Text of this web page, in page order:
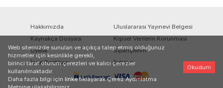
Hakkımızda
Uluslararası Yayınevi Belgesi
Kaynakça Dosyası
Kişisel Verilerin Korunması
Üyelik
Siparişlerim
İade Politikası
İletişim
Web sitemizde sunulan ve açıkça talep etmiş olduğunuz
hizmetler için kesinlikle gerekli,
birinci taraf oturum çerezleri ve kalıcı çerezler
kullanılmaktadır.
Daha fazla bilgi için linke tıklayarak Çerez Aydınlatma
Okudum